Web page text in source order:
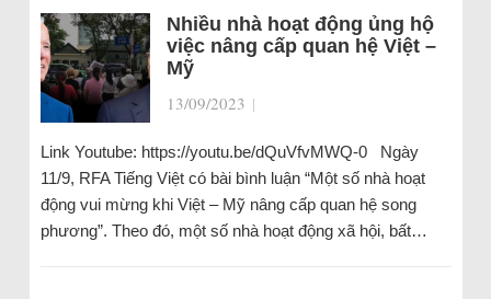
Nhiều nhà hoạt động ủng hộ
việc nâng cấp quan hệ Việt –
Mỹ
13/09/2023 |
Link Youtube: https://youtu.be/dQuVfvMWQ-0 Ngày
11/9, RFA Tiếng Việt có bài bình luận “Một số nhà hoạt
động vui mừng khi Việt – Mỹ nâng cấp quan hệ song
phương”. Theo đó, một số nhà hoạt động xã hội, bất…